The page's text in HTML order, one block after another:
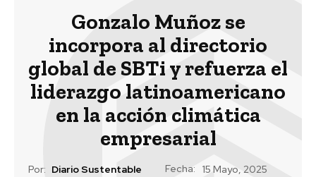
Gonzalo Muñoz se
incorpora al directorio
global de SBTi y refuerza el
liderazgo latinoamericano
en la acción climática
empresarial
Por: Diario Sustentable Fecha: 15 Mayo, 2025